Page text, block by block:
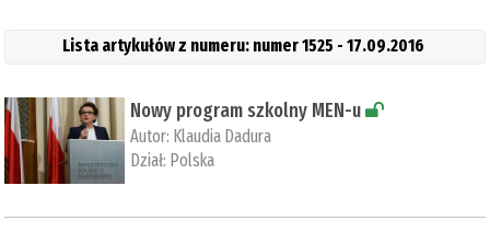
Lista artykułów z numeru: numer 1525 - 17.09.2016
Nowy program szkolny MEN-u
Autor: Klaudia Dadura
Dział: Polska